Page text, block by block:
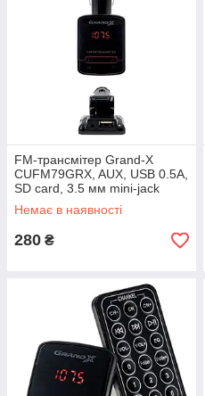
FM-трансмітер Grand-X
CUFM79GRX, AUX, USB 0.5A,
SD card, 3.5 мм mini-jack
Немає в наявності
280 ₴